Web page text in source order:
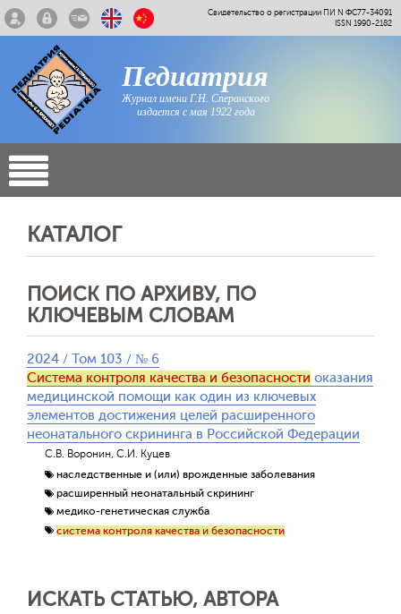
Свидетельство о регистрации ПИ N ФС77-34091
ISSN 1990-2182
Педиатрия
Журнал имени Г.Н. Сперанского
издается с мая 1922 года
КАТАЛОГ
ПОИСК ПО АРХИВУ, ПО
КЛЮЧЕВЫМ СЛОВАМ
2024 / Том 103 / № 6
Система контроля качества и безопасности оказания
медицинской помощи как один из ключевых
элементов достижения целей расширенного
неонатального скрининга в Российской Федерации
С.В. Воронин, С.И. Куцев
наследственные и (или) врожденные заболевания
расширенный неонатальный скрининг
медико-генетическая служба
система контроля качества и безопасности
ИСКАТЬ СТАТЬЮ, АВТОРА